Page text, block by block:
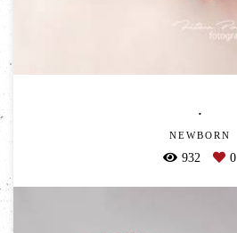
.
NEWBORN
932 0